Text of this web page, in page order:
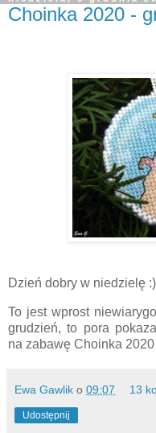
Choinka 2020 -
Dzień dobry w niedzielę :)
To jest wprost
grudzień, to pora
na zabawę Choinka 2020
Ewa Gawlik o 09:07 13
Udostępnij